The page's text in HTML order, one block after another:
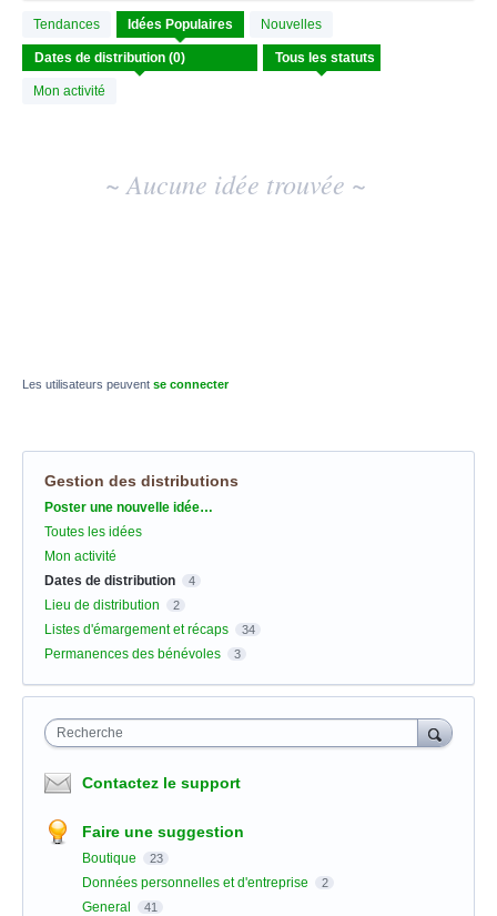
Tendances Idées Populaires Nouvelles
Mon activité
Aucun
résultat
d'idée
existant
~ Aucune idée trouvée ~
Les utilisateurs peuvent se connecter
Gestion des distributions
Catégories
Poster une nouvelle idée…
Toutes les idées
Mon activité
Dates de distribution
4
Lieu de distribution 2
Listes d'émargement et récaps 34
Permanences des bénévoles 3
Recherche
Contactez le support
Faire une suggestion
Boutique 23
Données personnelles et d'entreprise 2
General 41